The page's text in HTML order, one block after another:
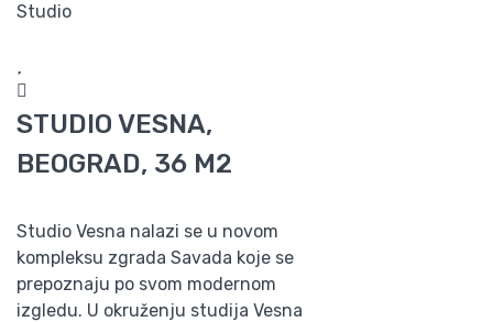
Studio
STUDIO VESNA,
BEOGRAD, 36 M2
Studio Vesna nalazi se u novom
kompleksu zgrada Savada koje se
prepoznaju po svom modernom
izgledu. U okruženju studija Vesna